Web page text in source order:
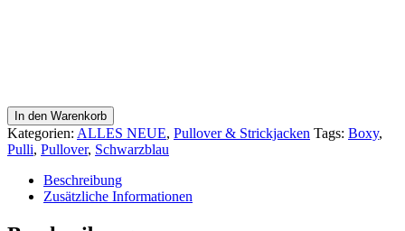
Pulli
boxy
in
Menge
In den Warenkorb
Kategorien: ALLES NEUE, Pullover & Strickjacken Tags: Boxy,
Pulli, Pullover, Schwarzblau
Beschreibung
Zusätzliche Informationen